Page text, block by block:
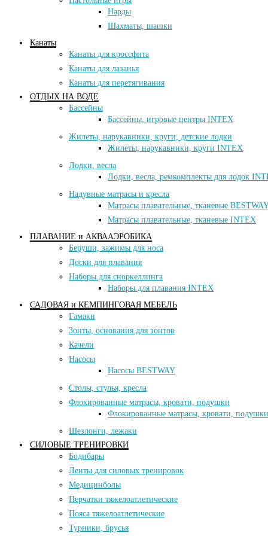
Нарды
Шахматы, шашки
Канаты
Канаты для кроссфита
Канаты для лазанья
Канаты для перетягивания
ОТДЫХ НА ВОДЕ
Баcсейны
Бассейны, игровые центры INTEX
Жилеты, нарукавники, круги, детские лодки
Жилеты, нарукавники, круги INTEX
Лодки, весла
Лодки, весла, ремкомплекты для лодок
Надувные матрасы и кресла
Матраcы плавательные, тканевые
Матраcы плавательные, тканевые INTEX
ПЛАВАНИЕ и АКВААЭРОБИКА
Беруши, зажимы для носа
Доски для плавания
Наборы для сноркеллинга
Наборы для плавания INTEX
САДОВАЯ и КЕМПИНГОВАЯ МЕБЕЛЬ
Гамаки
Зонты, основания для зонтов
Качели
Насосы
Насосы BESTWAY
Столы, стулья, кресла
Флокированные матрасы, кровати, подушки
Флокированные матрасы, кровати,
Шезлонги, лежаки
СИЛОВЫЕ ТРЕНИРОВКИ
Бодибары
Ленты для силовых тренировок
Медицинболы
Перчатки тяжелоатлетические
Пояса тяжелоатлетические
Турники, брусья